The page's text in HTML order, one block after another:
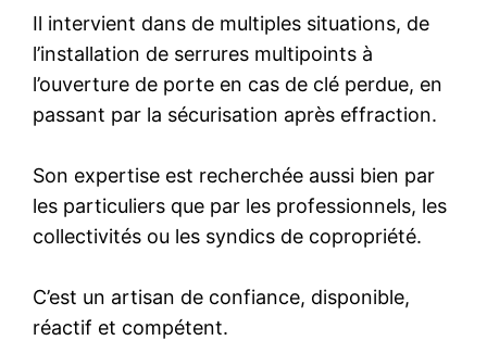
Il intervient dans de multiples situations, de
l’installation de serrures multipoints à
l’ouverture de porte en cas de clé perdue, en
passant par la sécurisation après effraction.
Son expertise est recherchée aussi bien par
les particuliers que par les professionnels, les
collectivités ou les syndics de copropriété.
C’est un artisan de confiance, disponible,
réactif et compétent.